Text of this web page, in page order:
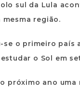
sul da Lula
mesma região.
se o primeiro
o Sol em
próximo ano